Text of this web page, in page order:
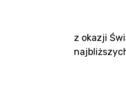
z okazji